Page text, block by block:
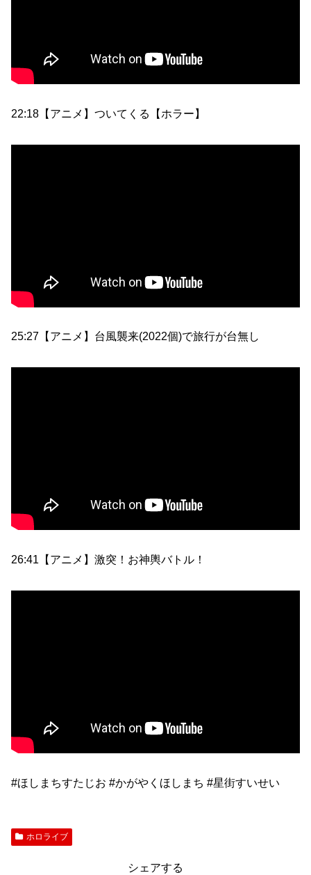
22:18【アニメ】ついてくる【ホラー】
25:27【アニメ】台風襲来(2022個)で旅行が台無し
26:41【アニメ】激突！お神輿バトル！
#ほしまちすたじお #かがやくほしまち #星街すいせい
ホロライブ
シェアする